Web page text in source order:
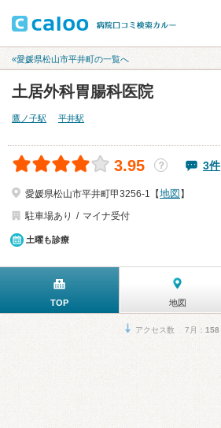
«愛媛県松山市平井町の一覧へ
土居外科胃腸科医院
鷹ノ子駅 平井駅
3.95 ？ 3件
愛媛県松山市平井町甲3256-1【地図 】
駐車場あり
マイナ受付
土曜も診療
TOP 地図
アクセス数 7月： 158